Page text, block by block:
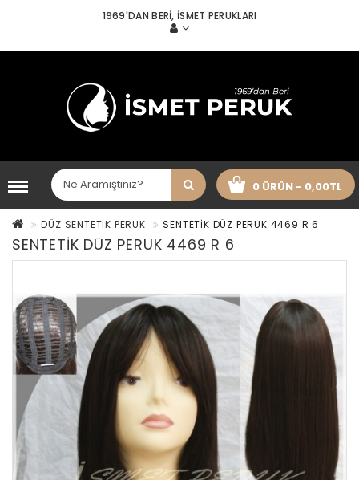
1969'DAN BERI, İSMET PERUKLARI
0 ÜRÜN - 0,00TL
DÜZ SENTETİK PERUK SENTETİK DÜZ PERUK 4469 R 6
SENTETİK DÜZ PERUK 4469 R 6